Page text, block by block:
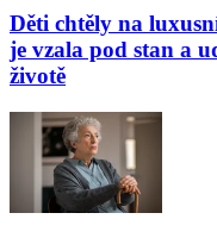
Děti chtěly na
je vzala pod stan a
životě